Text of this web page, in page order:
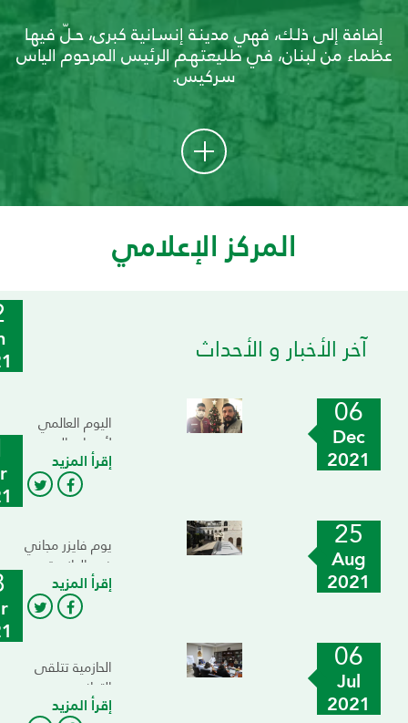
إضافة إلى ذلـك، فهي مدينـة إنسـانية كبرى، حــلّ فيهـا
عظمـاء من لبنـان، في طليعتـهـم الرئيس المرحوم الياس
سركيس.
المركز الإعلامي
آخر الأخبار و الأحداث
06
Dec
2021
اليوم العالمي
لأصحاب الهمم
إقرأ المزيد
25
Aug
2021
يوم فايزر مجاني
في الحازمية
بالتعاون مع
إقرأ المزيد
06
Jul
2021
الحازمية تتلقى
التهاني
الفرنسية
إقرأ المزيد